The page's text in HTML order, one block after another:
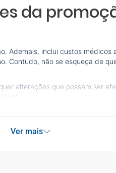
da
Ademais, inclui custos
Contudo, não se esqueça de
alterações que possam ser
Ver mais